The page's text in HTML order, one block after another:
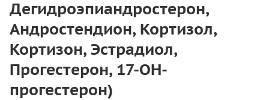
Дегидроэпиандростерон,
Андростендион, Кортизол,
Кортизон, Эстрадиол,
Прогестерон, 17-ОН-
прогестерон)